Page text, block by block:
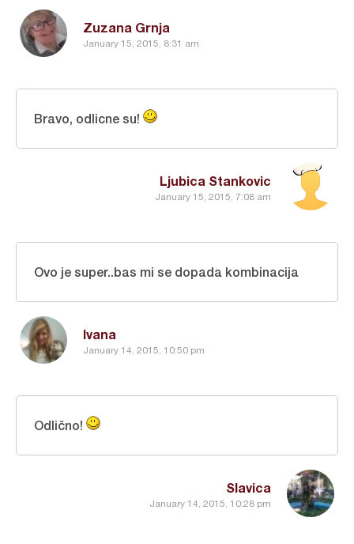
Zuzana Grnja
January 15, 2015, 8:31 am
Ljubica Stankovic
January 15, 2015, 7:08 am
Bravo, odlicne su!
Ivana
January 14, 2015, 10:50 pm
Ovo je super..bas mi se dopada kombinacija
Slavica
January 14, 2015, 10:28 pm
Odlično!